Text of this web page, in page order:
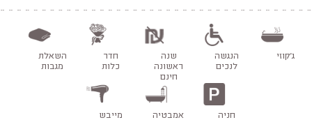
ג'קוזי
הנגשה
לנכים
שנה
ראשונה
חינם
חדר
כלות
השאלת
מגבות
חניה אמבטיה
מייבש